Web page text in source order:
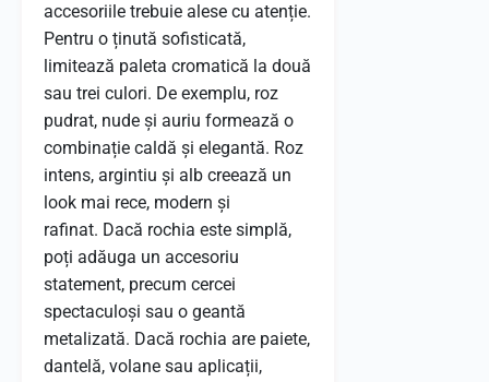
accesoriile trebuie alese cu atenție.
Pentru o ținută sofisticată,
limitează paleta cromatică la două
sau trei culori. De exemplu, roz
pudrat, nude și auriu formează o
combinație caldă și elegantă. Roz
intens, argintiu și alb creează un
look mai rece, modern și
rafinat. Dacă rochia este simplă,
poți adăuga un accesoriu
statement, precum cercei
spectaculoși sau o geantă
metalizată. Dacă rochia are paiete,
dantelă, volane sau aplicații,